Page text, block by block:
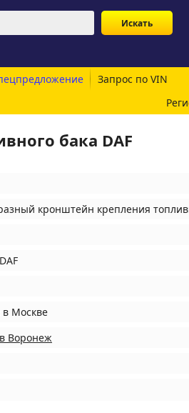
Запрос по VIN
бака DAF
кронштейн крепления
в Москве
Воронеж